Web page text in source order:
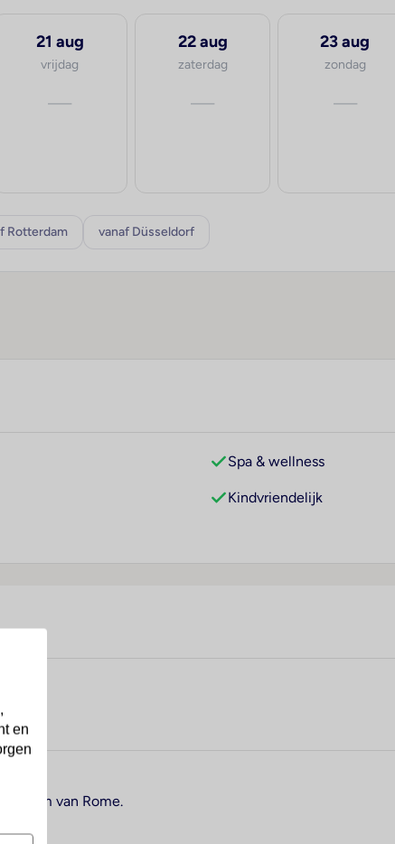
21 aug
vrijdag
—
22 aug
zaterdag
—
23 aug
zondag
—
Rotterdam vanaf Düsseldorf
Spa & wellness
Kindvriendelijk
van Rome.
en